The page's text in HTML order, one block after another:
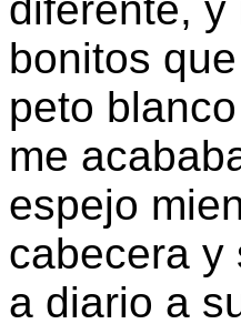
diferente,
bonitos
peto
me
espejo
cabecera y
a diario a